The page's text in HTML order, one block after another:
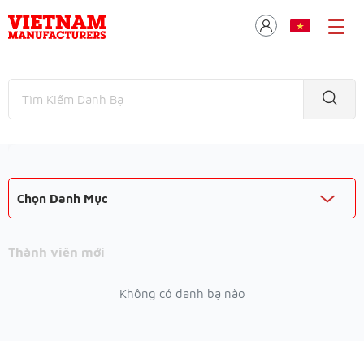
Chọn Danh Mục
Thành viên mới
Không có danh bạ nào